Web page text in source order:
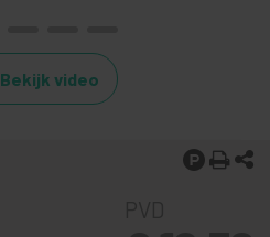
Bekijk video